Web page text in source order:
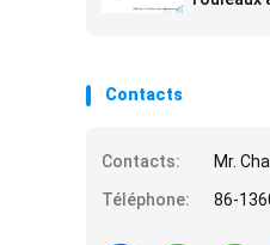
Contacts
Contacts:
Mr.
Téléphone:
86-